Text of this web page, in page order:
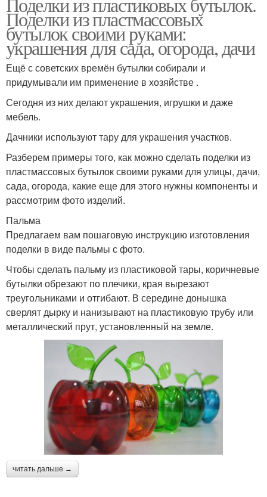
Поделки из пластмассовых
бутылок своими руками:
украшения для сада, огорода, дачи
Ещё с советских времён бутылки собирали и
придумывали им применение в хозяйстве .
Сегодня из них делают украшения, игрушки и даже
мебель.
Дачники используют тару для украшения участков.
Разберем примеры того, как можно сделать поделки из
пластмассовых бутылок своими руками для улицы, дачи,
сада, огорода, какие еще для этого нужны компоненты и
рассмотрим фото изделий.
Пальма
Предлагаем вам пошаговую инструкцию изготовления
поделки в виде пальмы с фото.
Чтобы сделать пальму из пластиковой тары, коричневые
бутылки обрезают по плечики, края вырезают
треугольниками и отгибают. В середине донышка
сверлят дырку и нанизывают на пластиковую трубу или
металлический прут, установленный на земле.
читать дальше →